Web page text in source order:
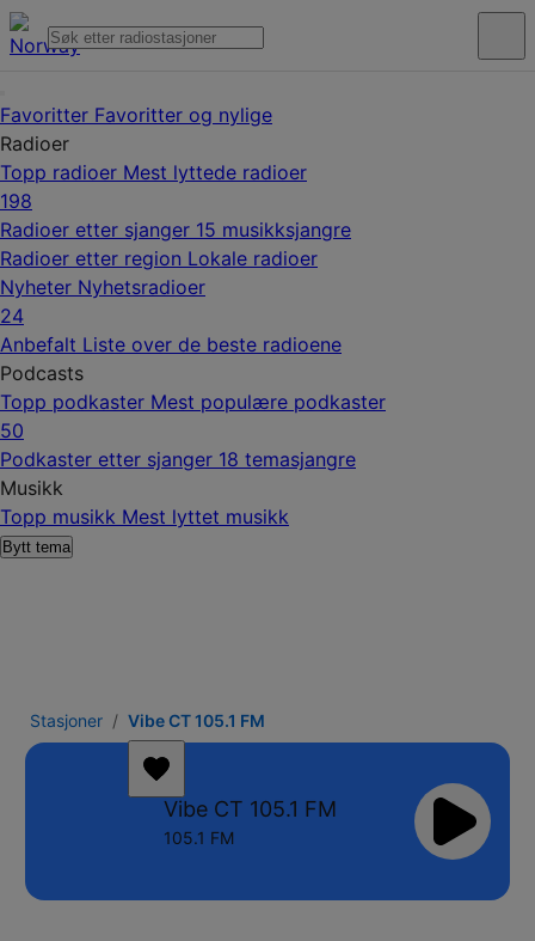
Favoritter Favoritter og nylige
Radioer
Topp radioer Mest lyttede radioer
198
Radioer etter sjanger 15 musikksjangre
Radioer etter region Lokale radioer
Nyheter Nyhetsradioer
24
Anbefalt Liste over de beste radioene
Podcasts
Topp podkaster Mest populære podkaster
50
Podkaster etter sjanger 18 temasjangre
Musikk
Topp musikk Mest lyttet musikk
Bytt tema
Stasjoner Vibe CT 105.1 FM
Vibe CT 105.1 FM
105.1 FM